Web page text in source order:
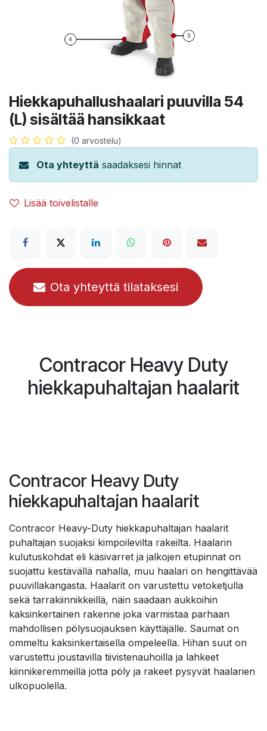
Hiekkapuhallushaalari puuvilla 54
(L) sisältää hansikkaat
(0 arvostelu)
Ota yhteyttä saadaksesi hinnat
Lisää toivelistalle
Ota yhteyttä tilataksesi
Contracor Heavy Duty
hiekkapuhaltajan haalarit
Contracor Heavy Duty
hiekkapuhaltajan haalarit
Contracor Heavy-Duty hiekkapuhaltajan haalarit
puhaltajan suojaksi kimpoilevilta rakeilta. Haalarin
kulutuskohdat eli käsivarret ja jalkojen etupinnat on
suojattu kestävällä nahalla, muu haalari on hengittävää
puuvillakangasta. Haalarit on varustettu vetoketjulla
sekä tarrakiinnikkeillä, näin saadaan aukkoihin
kaksinkertainen rakenne joka varmistaa parhaan
mahdollisen pölysuojauksen käyttäjälle. Saumat on
ommeltu kaksinkertaisella ompeleella. Hihan suut on
varustettu joustavilla tiivistenauhoilla ja lahkeet
kiinnikeremmeillä jotta pöly ja rakeet pysyvät haalarien
ulkopuolella.